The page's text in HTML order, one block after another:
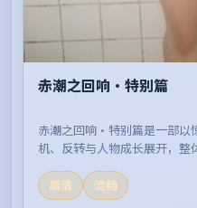
赤潮之回响·特别篇
赤潮之回响·特别篇是一部以
机、反转与人物成长展开，整
高清
流畅